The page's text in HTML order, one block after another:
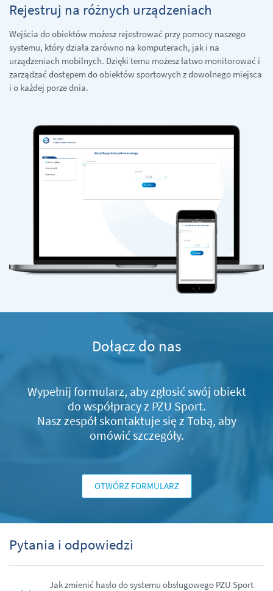
Rejestruj na różnych urządzeniach
Wejścia do obiektów możesz rejestrować przy pomocy naszego
systemu, który działa zarówno na komputerach, jak i na
urządzeniach mobilnych. Dzięki temu możesz łatwo monitorować i
zarządzać dostępem do obiektów sportowych z dowolnego miejsca
i o każdej porze dnia.
Dołącz do nas
Wypełnij formularz, aby zgłosić swój obiekt
do współpracy z PZU Sport.
Nasz zespół skontaktuje się z Tobą, aby
omówić szczegóły.
OTWÓRZ FORMULARZ
Pytania i odpowiedzi
Jak zmienić hasło do systemu obsługowego PZU Sport